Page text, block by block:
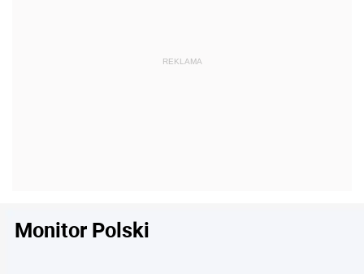
Monitor Polski